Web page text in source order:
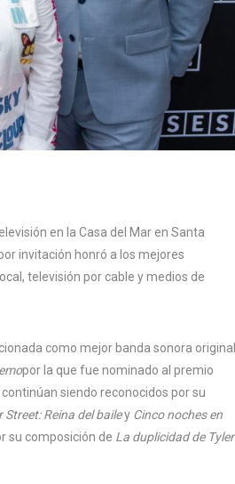
en la Casa del Mar en Santa
invitación honró a los mejores
televisión por cable y medios de
como mejor banda sonora original
por la que fue nominado al premio
continúan siendo reconocidos por su
Street: Reina del bailey Cinco noches en
su composición de La duplicidad de Tyler